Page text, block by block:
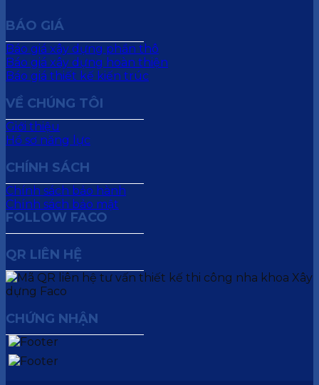
BÁO GIÁ
Báo giá xây dựng phần thô
Báo giá xây dựng hoàn thiện
Báo giá thiết kế kiến trúc
VỀ CHÚNG TÔI
Giới thiệu
Hồ sơ năng lực
CHÍNH SÁCH
Chính sách bảo hành
Chính sách bảo mật
FOLLOW FACO
QR LIÊN HỆ
CHỨNG NHẬN